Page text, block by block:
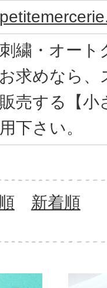
繍・オー
求めなら
売する【小
下さい。
新着順